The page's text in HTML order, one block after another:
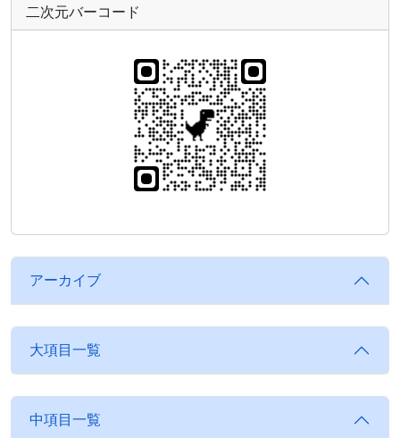
二次元バーコード
アーカイブ
大項目一覧
中項目一覧